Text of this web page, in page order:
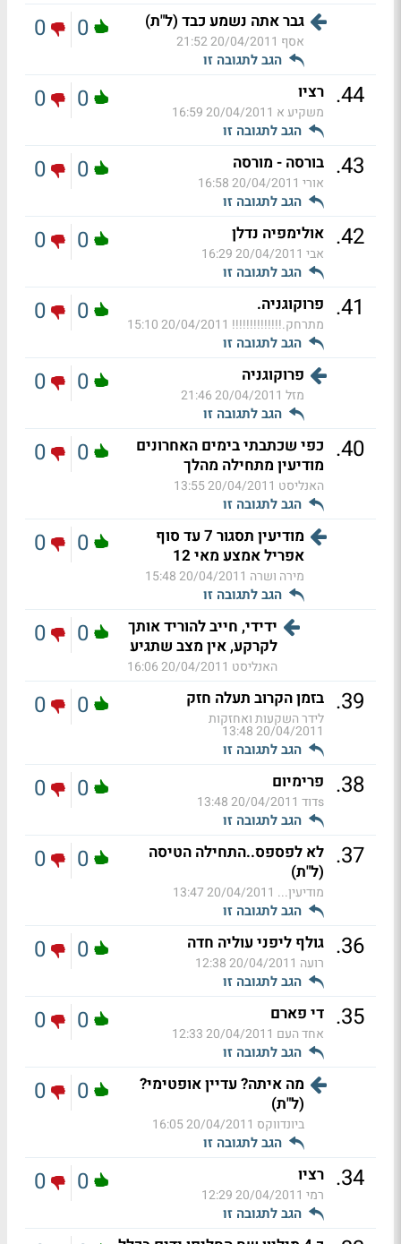
גבר אתה נשמע כבד (ל"ת)
אסף 20/04/2011 21:52
הגב לתגובה זו
0
0
44
. רציו
משקיע א 20/04/2011 16:59
הגב לתגובה זו
0
0
43
. בורסה - מורסה
אורי 20/04/2011 16:58
הגב לתגובה זו
0
0
42
. אולימפיה נדלן
אבי 20/04/2011 16:29
הגב לתגובה זו
0
0
41
. פרוקוגניה.
מתרחק.!!!!!!!!!!!!!! 20/04/2011 15:10
הגב לתגובה זו
0
0
פרוקוגניה
מזל 20/04/2011 21:46
הגב לתגובה זו
0
0
40
. כפי שכתבתי בימים האחרונים
מודיעין מתחילה מהלך
האנליסט 20/04/2011 13:55
הגב לתגובה זו
0
0
מודיעין תסגור 7 עד סוף
אפריל אמצע מאי 12
מירה ושרה 20/04/2011 15:48
הגב לתגובה זו
0
0
ידידי, חייב להוריד אותך
לקרקע, אין מצב שתגיע
האנליסט 20/04/2011 16:06
0
0
39
. בזמן הקרוב תעלה חזק
לידר השקעות ואחזקות
20/04/2011 13:48
הגב לתגובה זו
0
0
38
. פרימיום
sדוד 20/04/2011 13:48
הגב לתגובה זו
0
0
37
. לא לפספס..התחילה הטיסה
(ל"ת)
מודיעין... 20/04/2011 13:47
הגב לתגובה זו
0
0
36
. גולף ליפני עוליה חדה
רועה 20/04/2011 12:38
הגב לתגובה זו
0
0
35
. די פארם
אחד העם 20/04/2011 12:33
הגב לתגובה זו
0
0
מה איתה? עדיין אופטימי?
(ל"ת)
ביונדווקס 20/04/2011 16:05
הגב לתגובה זו
0
0
34
. רציו
רמי 20/04/2011 12:29
הגב לתגובה זו
0
0